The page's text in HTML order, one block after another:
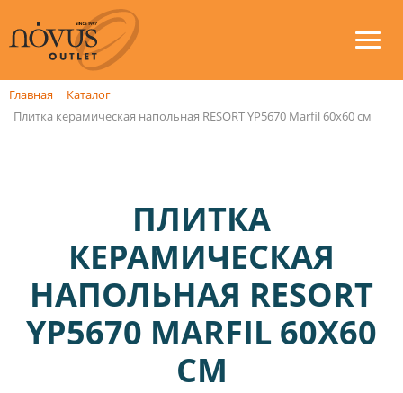
Главная
Каталог
Плитка керамическая напольная RESORT YP5670 Marfil 60x60 см
ПЛИТКА
КЕРАМИЧЕСКАЯ
НАПОЛЬНАЯ RESORT
YP5670 MARFIL 60X60
СМ